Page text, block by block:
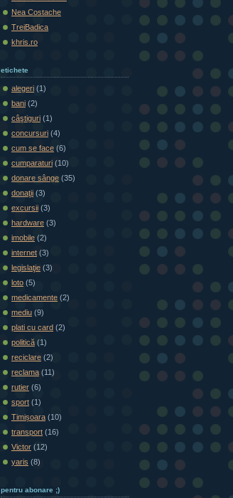
Nea Costache
TreiBadica
khris.ro
etichete
alegeri (1)
bani (2)
câştiguri (1)
concursuri (4)
cum se face (6)
cumparaturi (10)
donare sânge (35)
donaţii (3)
excursii (3)
hardware (3)
imobile (2)
internet (3)
legislaţie (3)
loto (5)
medicamente (2)
mediu (9)
plati cu card (2)
politică (1)
reciclare (2)
reclama (11)
rutier (6)
sport (1)
Timișoara (10)
transport (16)
Victor (12)
yaris (8)
pentru abonare ;)